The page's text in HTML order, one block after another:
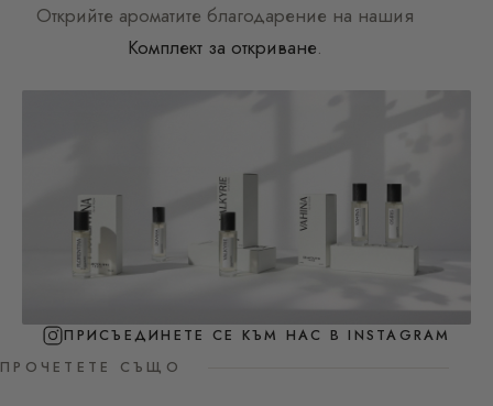
Открийте ароматите благодарение на нашия
Комплект за откриване.
ПРИСЪЕДИНЕТЕ СЕ КЪМ НАС В INSTAGRAM
ПРОЧЕТЕТЕ СЪЩО